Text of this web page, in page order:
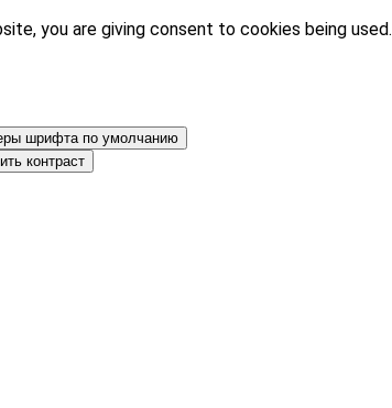
шрифта по умолчанию
контраст
you are giving consent to cookies being used.